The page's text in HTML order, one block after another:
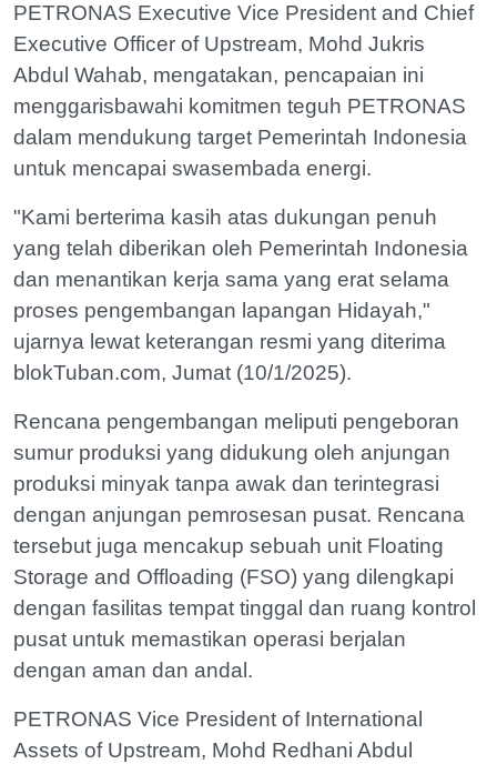
PETRONAS Executive Vice President and Chief
Executive Officer of Upstream, Mohd Jukris
Abdul Wahab, mengatakan, pencapaian ini
menggarisbawahi komitmen teguh PETRONAS
dalam mendukung target Pemerintah Indonesia
untuk mencapai swasembada energi.
"Kami berterima kasih atas dukungan penuh
yang telah diberikan oleh Pemerintah Indonesia
dan menantikan kerja sama yang erat selama
proses pengembangan lapangan Hidayah,"
ujarnya lewat keterangan resmi yang diterima
blokTuban.com, Jumat (10/1/2025).
Rencana pengembangan meliputi pengeboran
sumur produksi yang didukung oleh anjungan
produksi minyak tanpa awak dan terintegrasi
dengan anjungan pemrosesan pusat. Rencana
tersebut juga mencakup sebuah unit Floating
Storage and Offloading (FSO) yang dilengkapi
dengan fasilitas tempat tinggal dan ruang kontrol
pusat untuk memastikan operasi berjalan
dengan aman dan andal.
PETRONAS Vice President of International
Assets of Upstream, Mohd Redhani Abdul